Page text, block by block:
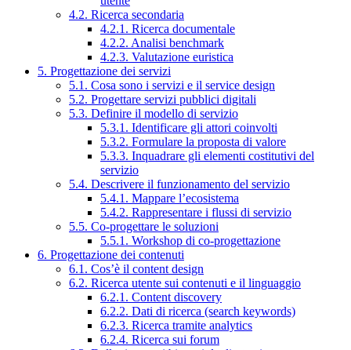
4.2. Ricerca secondaria
4.2.1. Ricerca documentale
4.2.2. Analisi benchmark
4.2.3. Valutazione euristica
5. Progettazione dei servizi
5.1. Cosa sono i servizi e il service design
5.2. Progettare servizi pubblici digitali
5.3. Definire il modello di servizio
5.3.1. Identificare gli attori coinvolti
5.3.2. Formulare la proposta di valore
5.3.3. Inquadrare gli elementi costitutivi del
servizio
5.4. Descrivere il funzionamento del servizio
5.4.1. Mappare l’ecosistema
5.4.2. Rappresentare i flussi di servizio
5.5. Co-progettare le soluzioni
5.5.1. Workshop di co-progettazione
6. Progettazione dei contenuti
6.1. Cos’è il content design
6.2. Ricerca utente sui contenuti e il linguaggio
6.2.1. Content discovery
6.2.2. Dati di ricerca (search keywords)
6.2.3. Ricerca tramite analytics
6.2.4. Ricerca sui forum